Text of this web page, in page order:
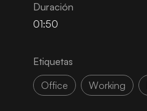
Duración
01:50
Etiquetas
Office
Working